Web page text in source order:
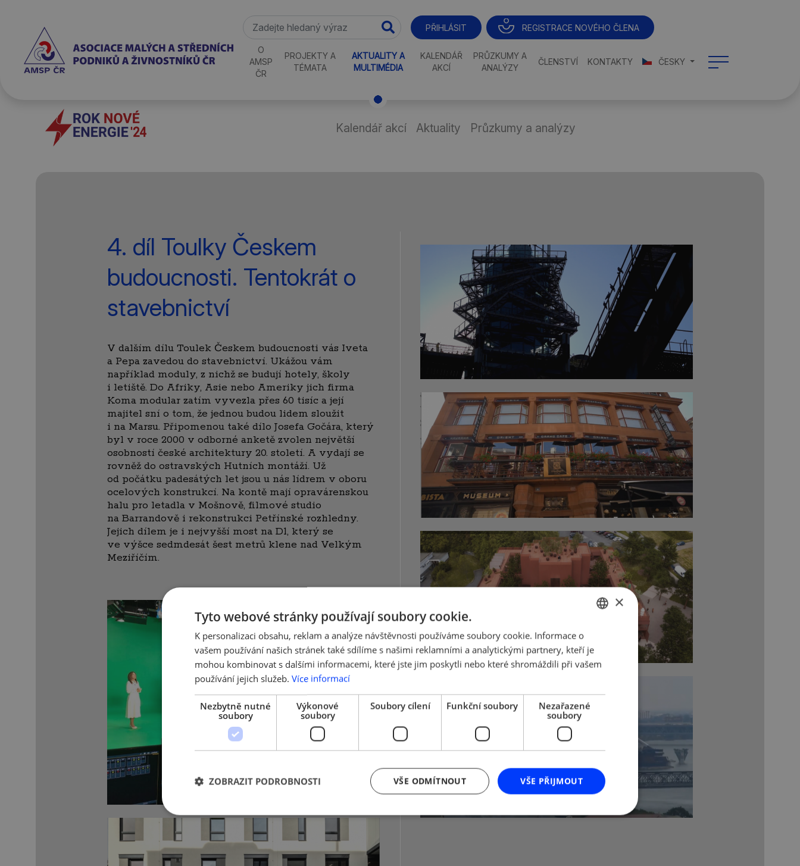
PŘIHLÁSIT REGISTRACE NOVÉHO ČLENA
O
AMSP
ČR
PROJEKTY A
TÉMATA
AKTUALITY A
MULTIMÉDIA
KALENDÁŘ
AKCÍ
PRŮZKUMY A
ANALÝZY
ČLENSTVÍ KONTAKTY ČESKY
Kalendář akcí Aktuality Průzkumy a analýzy
4. díl Toulky Českem
budoucnosti. Tentokrát o
stavebnictví
V dalším dílu Toulek Českem budoucnosti vás Iveta
a Pepa zavedou do stavebnictví. Ukážou vám
například moduly, z nichž se budují hotely, školy
i letiště. Do Afriky, Asie nebo Ameriky jich firma
Koma modular zatím vyvezla přes 60 tisíc a její
majitel sní o tom, že jednou budou lidem sloužit
i na Marsu. Připomenou také dílo Josefa Gočára, který
byl v roce 2000 v odborné anketě zvolen největší
osobností české architektury 20. století. A vydají se
rovněž do ostravských Hutních montáží. Už
od počátku padesátých let jsou u nás lídrem v oboru
ocelových konstrukcí. Na kontě mají opravárenskou
halu pro letadla v Mošnově, filmové studio
na Barrandově i rekonstrukci Petřínské rozhledny.
Jejich dílem je i nejvyšší most na D1, který se
ve výšce sedmdesát šest metrů klene nad Velkým
Meziříčím.
ENGLISH
×
Tyto webové stránky používají soubory cookie.
K personalizaci obsahu, reklam a analýze návštěvnosti používáme soubory cookie. Informace o
vašem používání našich stránek také sdílíme s našimi reklamními a analytickými partnery, kteří je
mohou kombinovat s dalšími informacemi, které jste jim poskytli nebo které shromáždili při vašem
používání jejich služeb. Více informací
Nezbytně nutné
soubory
Výkonové
soubory
Soubory cílení Funkční soubory
Nezařazené
soubory
VŠE PŘIJMOUT
VŠE ODMÍTNOUT
ZOBRAZIT PODROBNOSTI